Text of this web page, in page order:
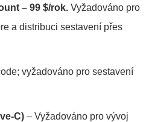
– 99 $/rok. Vyžadováno pro
a distribuci sestavení přes
vyžadováno pro sestavení
C) – Vyžadováno pro vývoj